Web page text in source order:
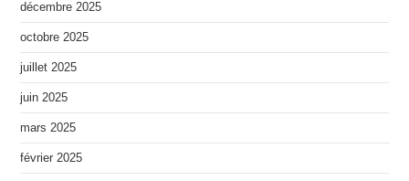
décembre 2025
octobre 2025
juillet 2025
juin 2025
mars 2025
février 2025